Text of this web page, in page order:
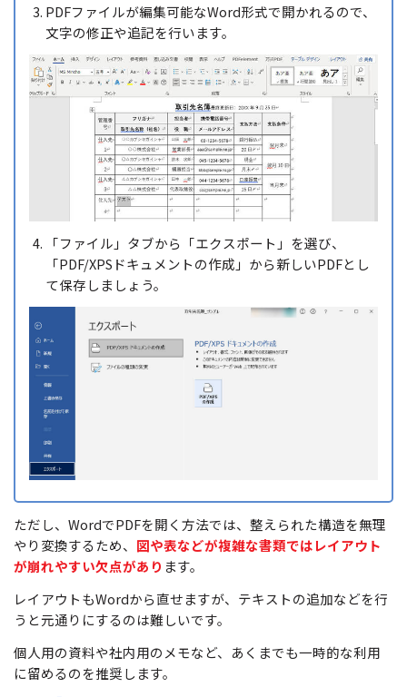
PDFファイルが編集可能なWord形式で開かれるので、
文字の修正や追記を行います。
「ファイル」タブから「エクスポート」を選び、
「PDF/XPSドキュメントの作成」から新しいPDFとし
て保存しましょう。
ただし、WordでPDFを開く方法では、整えられた構造を無理
やり変換するため、 図や表などが複雑な書類ではレイアウト
が崩れやすい欠点があり ます。
レイアウトもWordから直せますが、テキストの追加などを行
うと元通りにするのは難しいです。
個人用の資料や社内用のメモなど、あくまでも一時的な利用
に留めるのを推奨します。